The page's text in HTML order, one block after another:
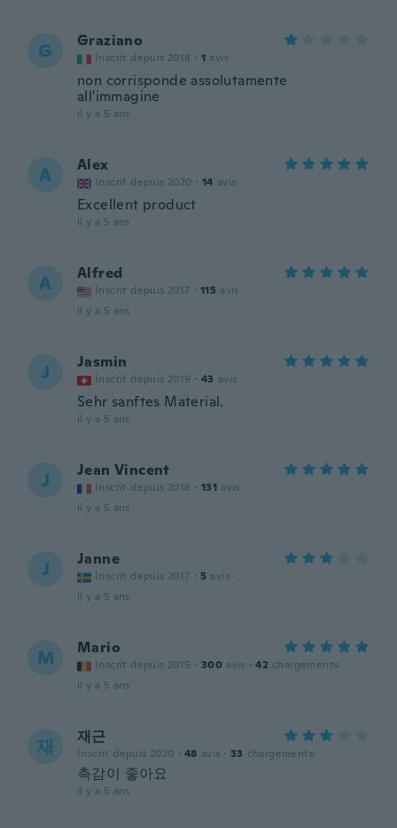
G Graziano
Inscrit depuis 2018 · 1 avis
non corrisponde assolutamente
all'immagine
il y a 5 ans
A Alex
Inscrit depuis 2020 · 14 avis
Excellent product
il y a 5 ans
A Alfred
Inscrit depuis 2017 · 115 avis
il y a 5 ans
J Jasmin
Inscrit depuis 2019 · 43 avis
Sehr sanftes Material.
il y a 5 ans
J Jean Vincent
Inscrit depuis 2018 · 131 avis
il y a 5 ans
J Janne
Inscrit depuis 2017 · 5 avis
il y a 5 ans
M Mario
Inscrit depuis 2015 · 300 avis · 42 chargements
il y a 5 ans
재 재근
Inscrit depuis 2020 · 48 avis · 33 chargements
촉감이 좋아요
il y a 5 ans